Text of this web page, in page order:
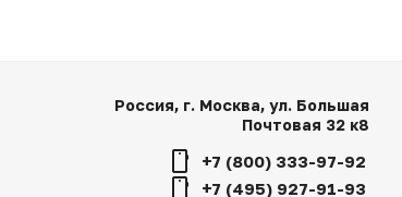
Россия, г. Москва, ул. Большая
Почтовая 32 к8
+7 (800) 333-97-92
+7 (495) 927-91-93